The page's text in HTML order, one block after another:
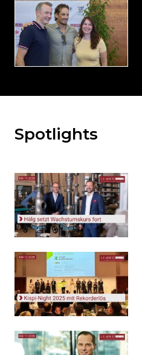
Möchten
den
weiteren
Inhalt
auslassen
und
zum
Seitenende
springen?
Spotlights